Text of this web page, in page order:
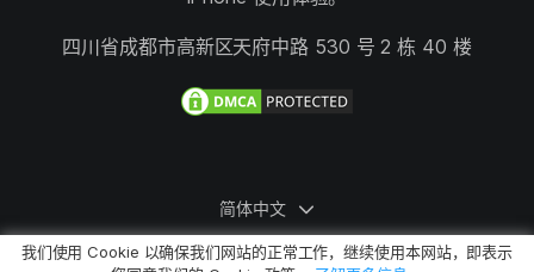
四川省成都市高新区天府中路 530 号 2 栋 40 楼
关注我们
简体中文
我们使用 Cookie 以确保我们网站的正常工作，继续使用本网站，即表示